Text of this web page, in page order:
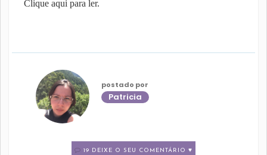
Clique aqui para ler.
postado por
Patricia
19 DEIXE O SEU COMENTÁRIO ♥